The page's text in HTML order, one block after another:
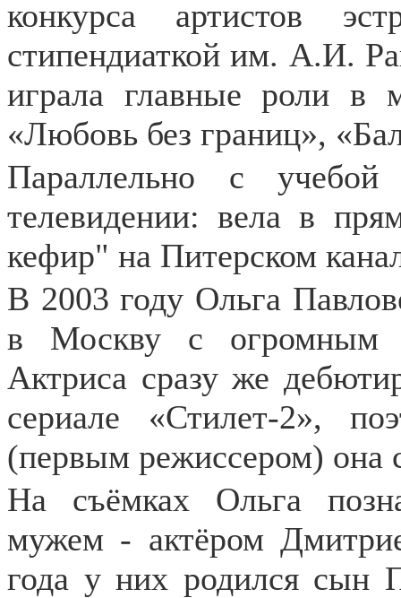
конкурса артистов
стипендиаткой им. А.И.
играла главные роли в
«Любовь без границ»,
Параллельно с
телевидении: вела в
кефир" на Питерском
В 2003 году Ольга
в Москву с огромным
Актриса сразу же
сериале «Стилет-2»,
(первым режиссером)
На съёмках Ольга
мужем - актёром
года у них родился сын